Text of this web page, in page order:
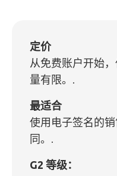
定价
从免费账户开始
量有限。.
最适合
使用电子签名的
同。.
G2 等级：